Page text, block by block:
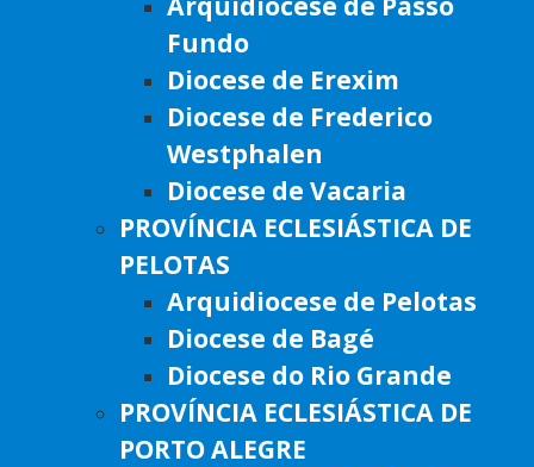
Fundo
Diocese de Erexim
Diocese de Frederico
Westphalen
Diocese de Vacaria
PROVÍNCIA ECLESIÁSTICA DE
PELOTAS
Arquidiocese de Pelotas
Diocese de Bagé
Diocese do Rio Grande
PROVÍNCIA ECLESIÁSTICA DE
PORTO ALEGRE